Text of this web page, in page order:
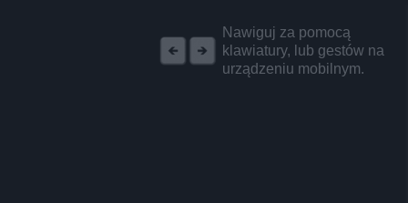
Nawiguj za pomocą
klawiatury, lub gestów na
urządzeniu mobilnym.